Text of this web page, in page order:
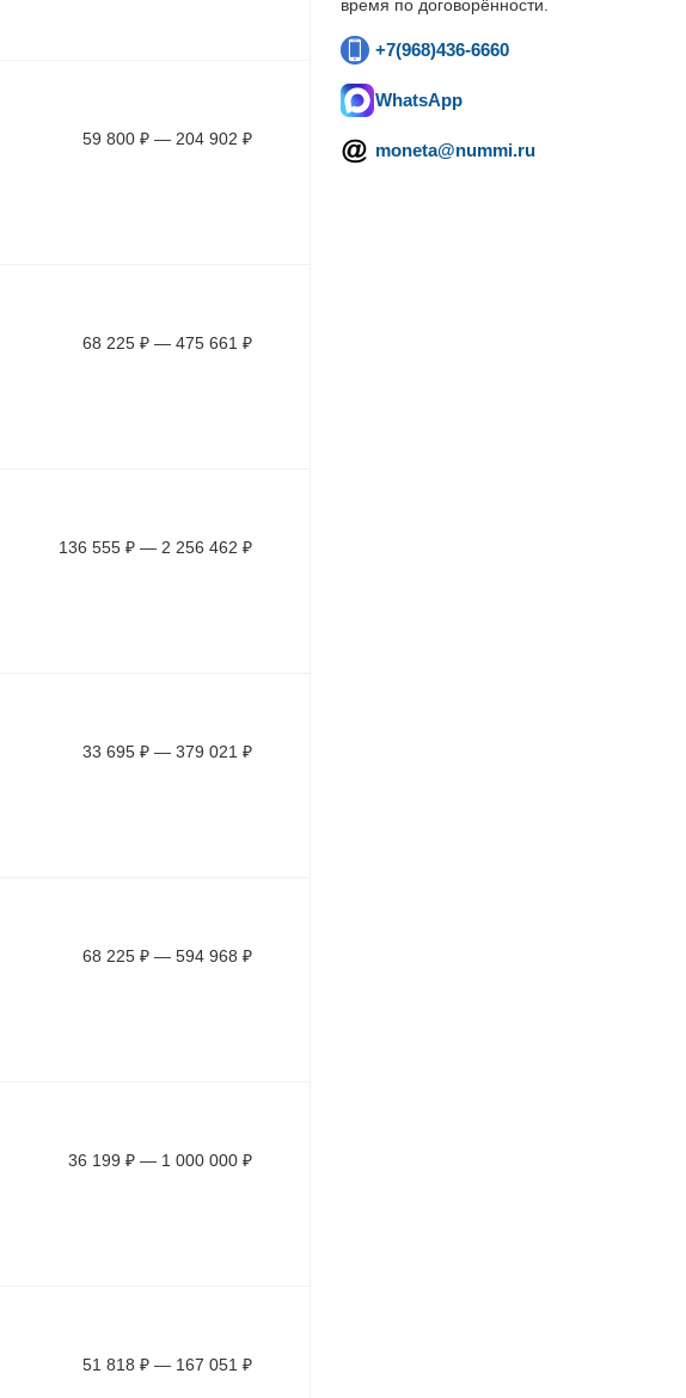
59 800 ₽ — 204 902 ₽
68 225 ₽ — 475 661 ₽
136 555 ₽ — 2 256 462 ₽
33 695 ₽ — 379 021 ₽
68 225 ₽ — 594 968 ₽
36 199 ₽ — 1 000 000 ₽
51 818 ₽ — 167 051 ₽
время по договорённости.
+7(968)436-6660
WhatsApp
moneta@nummi.ru